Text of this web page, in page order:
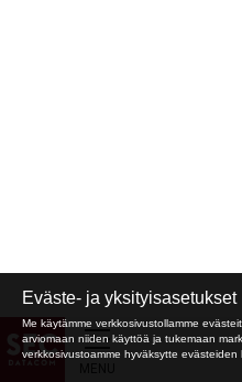
Eväste- ja yksityisasetukset
Me käytämme verkkosivustollamme
arviomaan niiden käyttöä ja tukemaan
verkkosivustoamme hyväksytte evästeiden